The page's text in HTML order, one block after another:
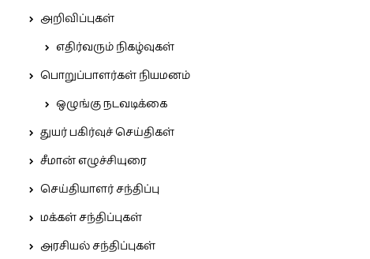
அறிவிப்புகள்
எதிர்வரும் நிகழ்வுகள்
பொறுப்பாளர்கள் நியமனம்
ஒழுங்கு நடவடிக்கை
துயர் பகிர்வுச் செய்திகள்
சீமான் எழுச்சியுரை
செய்தியாளர் சந்திப்பு
மக்கள் சந்திப்புகள்
அரசியல் சந்திப்புகள்